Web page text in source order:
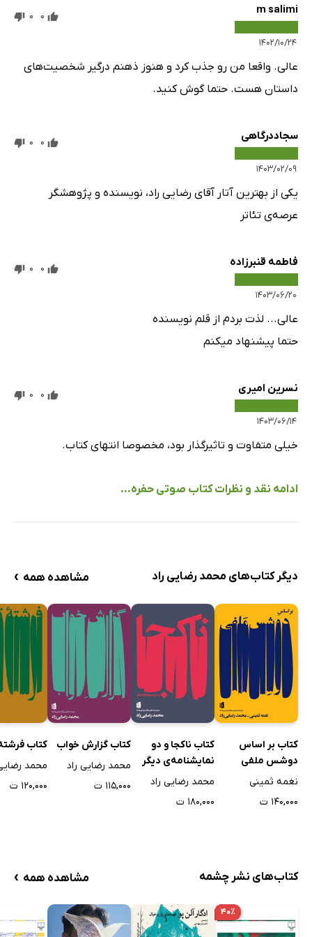
m salimi
۱۴۰۲/۱۰/۲۴
0
0
عالی. واقعا من رو جذب کرد و هنوز ذهنم درگیر شخصیت‌های
داستان هست. حتما گوش کنید.
سجاددرگاهی
۱۴۰۳/۰۲/۰۹
0
0
یکی از بهترین آتار آقای رضایی راد، نویسنده و پژوهشگر
عرصه‌ی تئاتر
فاطمه قنبرزاده
۱۴۰۳/۰۶/۲۰
0
0
عالی... لذت بردم از قلم نویسنده
حتما پیشنهاد میکنم
نسرین امیری
۱۴۰۳/۰۶/۱۴
0
0
خیلی متفاوت و تاثیرگذار بود، مخصوصا انتهای کتاب.
ادامه نقد و نظرات کتاب صوتی حفره...
دیگر کتاب‌های محمد رضایی راد مشاهده همه ›
کتاب بر اساس
دوشس ملفی
نغمه ثمینی
۱۴۰,۰۰۰ ت
کتاب ناکجا و دو
نمایشنامه‌ی دیگر
محمد رضایی راد
۱۸۰,۰۰۰ ت
کتاب گزارش خواب
محمد رضایی راد
۱۱۵,۰۰۰ ت
کتاب
محمد
۱۲۰,۰۰۰ ت
کتاب‌های نشر چشمه مشاهده همه ›
۴۰٪